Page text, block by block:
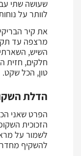
שעושה שתי
לוותר על
את קיר
מרצפה עד
השיש,
חלקים, חזית
טון, הכל שקט.
הדלת
הפרט שאני
הזכוכית
לשמור על
להשקיף